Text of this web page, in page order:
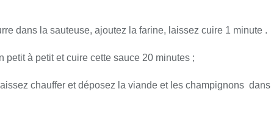
dans la sauteuse, ajoutez la farine, laissez cuire 1 minute .
petit à petit et cuire cette sauce 20 minutes ;
chauffer et déposez la viande et les champignons dans